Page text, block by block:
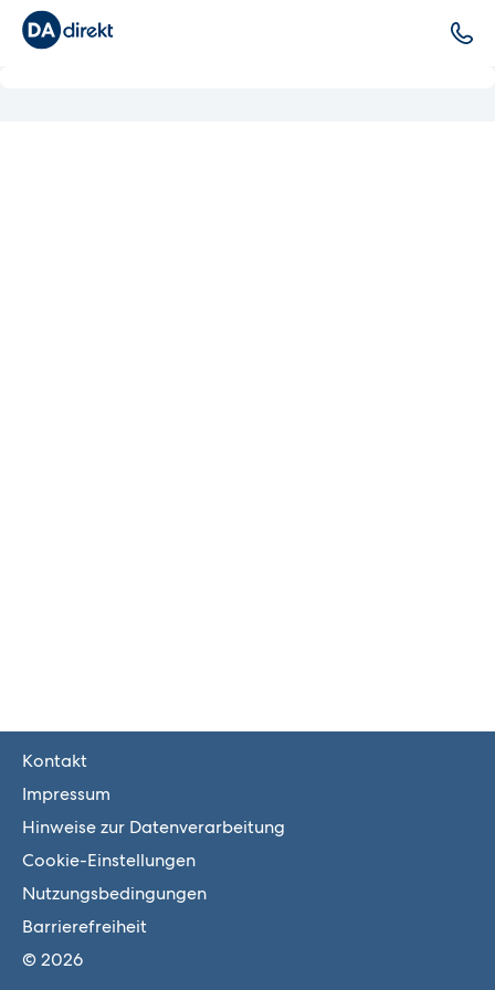
Kontakt
Impressum
Hinweise zur Datenverarbeitung
Cookie-Einstellungen
Nutzungsbedingungen
Barrierefreiheit
© 2026